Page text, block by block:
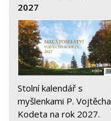
2027
Stolní kalendář s
myšlenkami P. Vojtěcha
Kodeta na rok 2027.